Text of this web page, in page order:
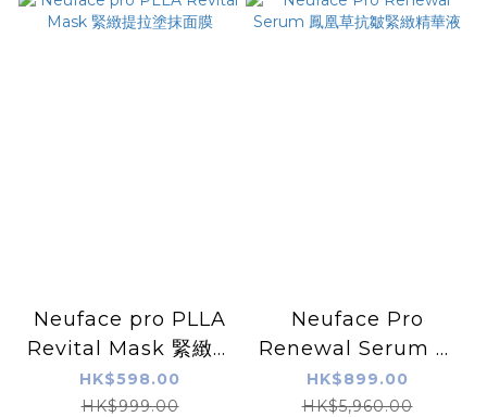
Neuface pro PLLA
Revital Mask 緊緻提
拉塗抹面膜
HK$598.00
HK$999.00
Neuface Pro
Renewal Serum 鳳
凰草抗皺緊緻精華液
HK$899.00
HK$5,960.00